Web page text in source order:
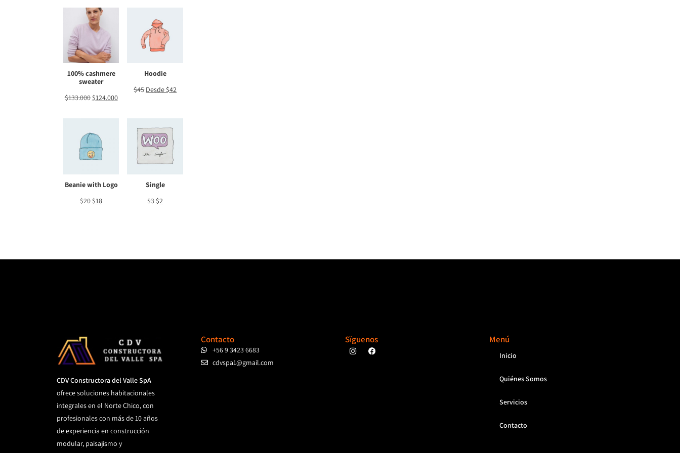
100% cashmere
sweater
$133.000 $124.000
Hoodie
$45 Desde $42
Beanie with Logo
$20 $18
Single
$3 $2
CDV Constructora del Valle SpA
ofrece soluciones habitacionales
integrales en el Norte Chico, con
profesionales con más de 10 años
de experiencia en construcción
modular, paisajismo y
Contacto
+56 9 3423 6683
cdvspa1@gmail.com
Sïguenos Menú
Inicio
Quiénes Somos
Servicios
Contacto